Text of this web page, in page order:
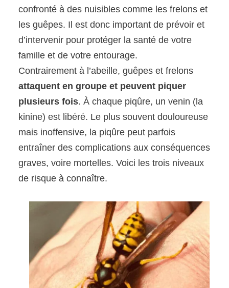
confronté à des nuisibles comme les frelons et
les guêpes. Il est donc important de prévoir et
d’intervenir pour protéger la santé de votre
famille et de votre entourage.
Contrairement à l’abeille, guêpes et frelons
attaquent en groupe et peuvent piquer
plusieurs fois. À chaque piqûre, un venin (la
kinine) est libéré. Le plus souvent douloureuse
mais inoffensive, la piqûre peut parfois
entraîner des complications aux conséquences
graves, voire mortelles. Voici les trois niveaux
de risque à connaître.